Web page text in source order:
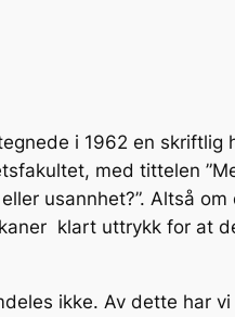
i 1962 en
med tittelen
usannhet?”. Altså
klart uttrykk for at
ikke. Av dette har